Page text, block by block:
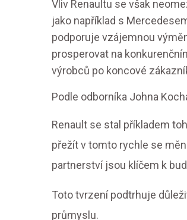
Vliv Renaultu se však
jako například s
podporuje vzájemnou
prosperovat na
výrobců po koncové
Podle odborníka Johna
Renault se stal příkladem
přežít v tomto rychle se
partnerství jsou klíčem k
Toto tvrzení podtrhuje
průmyslu.